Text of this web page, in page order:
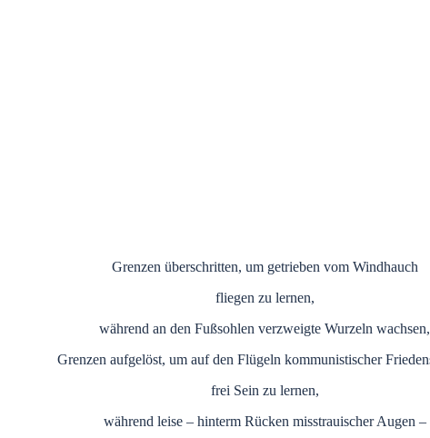
Grenzen überschritten, um getrieben vom Windhauch
fliegen zu lernen,
während an den Fußsohlen verzweigte Wurzeln wachsen,
Grenzen aufgelöst, um auf den Flügeln kommunistischer
frei Sein zu lernen,
während leise – hinterm Rücken misstrauischer Augen –